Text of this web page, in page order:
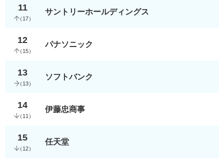
11
（ 17）
サントリーホールディングス
12
（ 15）
パナソニック
13
（ 13）
ソフトバンク
14
（ 11 ）
伊藤忠商事
15
（ 12）
任天堂